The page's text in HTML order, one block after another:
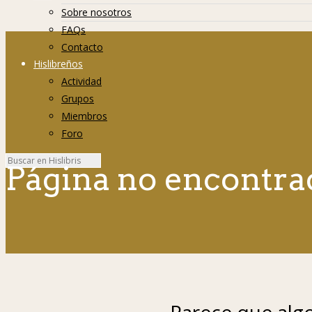
Sobre nosotros
FAQs
Contacto
Hislibreños
Actividad
Grupos
Miembros
Foro
Página no